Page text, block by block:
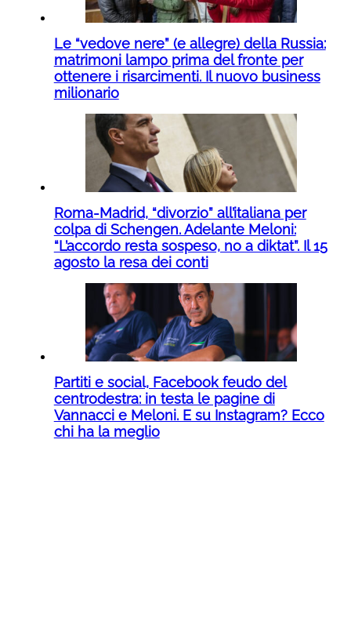
Le “vedove nere” (e allegre) della Russia:
matrimoni lampo prima del fronte per
ottenere i risarcimenti. Il nuovo business
milionario
Roma-Madrid, “divorzio” all’italiana per
colpa di Schengen. Adelante Meloni:
“L’accordo resta sospeso, no a diktat”. Il 15
agosto la resa dei conti
Partiti e social, Facebook feudo del
centrodestra: in testa le pagine di
Vannacci e Meloni. E su Instagram? Ecco
chi ha la meglio